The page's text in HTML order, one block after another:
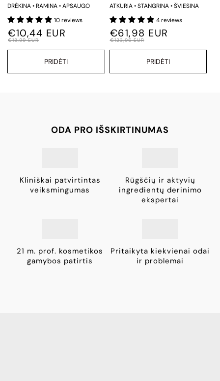
PANTENOLIU
DRĖKINA • RAMINA • APSAUGO
10 reviews
€10,44 EUR
€18,99 EUR
PRIDĖTI
ATKURIA • STANGRINA • ŠVIESINA
4 reviews
€61,98 EUR
€123,96 EUR
PRIDĖTI
ODA PRO IŠSKIRTINUMAS
Kliniškai patvirtintas
veiksmingumas
Rūgščių ir aktyvių
ingredientų derinimo
ekspertai
21 m. prof. kosmetikos
gamybos patirtis
Pritaikyta kiekvienai odai
ir problemai